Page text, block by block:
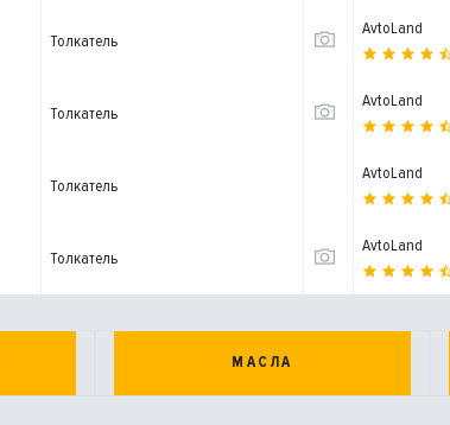
Толкатель
AvtoLand
Толкатель
AvtoLand
Толкатель
AvtoLand
Толкатель
AvtoLand
МАСЛА